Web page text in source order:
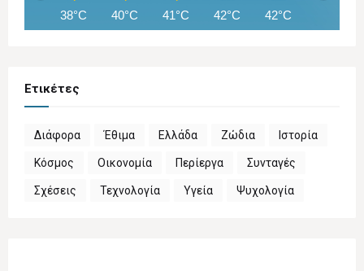
38°C 40°C 41°C 42°C 42°C
Ετικέτες
Διάφορα Έθιμα Ελλάδα Ζώδια Ιστορία
Κόσμος Οικονομία Περίεργα Συνταγές
Σχέσεις Τεχνολογία Υγεία Ψυχολογία